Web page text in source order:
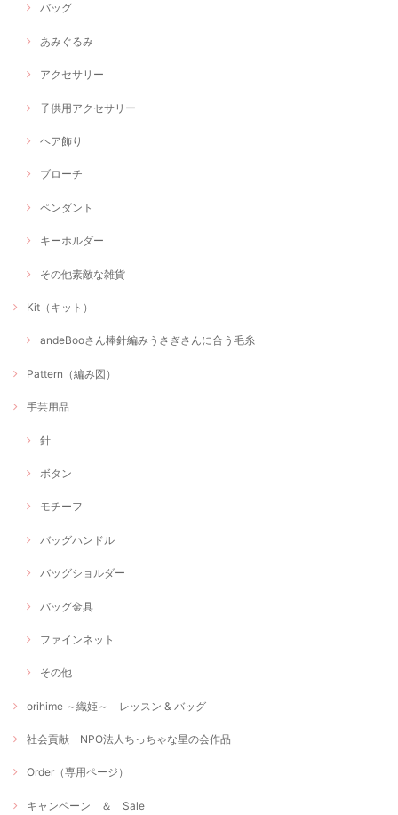
バッグ
あみぐるみ
アクセサリー
子供用アクセサリー
ヘア飾り
ブローチ
ペンダント
キーホルダー
その他素敵な雑貨
Kit（キット）
andeBooさん棒針編みうさぎさんに合う毛糸
Pattern（編み図）
手芸用品
針
ボタン
モチーフ
バッグハンドル
バッグショルダー
バッグ金具
ファインネット
その他
orihime ～織姫～ レッスン & バッグ
社会貢献 NPO法人ちっちゃな星の会作品
Order（専用ページ）
キャンペーン ＆ Sale